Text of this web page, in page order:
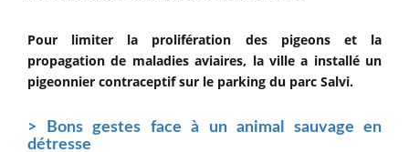
Pour limiter la prolifération des pigeons et la
propagation de maladies aviaires, la ville a installé un
pigeonnier contraceptif sur le parking du parc Salvi.
> Bons gestes face à un animal sauvage en
détresse